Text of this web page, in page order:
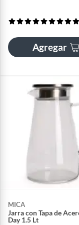
Agregar
MICA
Jarra con Tapa de
Day 1.5 Lt